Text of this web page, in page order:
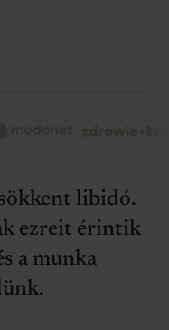
libidó.
ezreit érintik
a munka